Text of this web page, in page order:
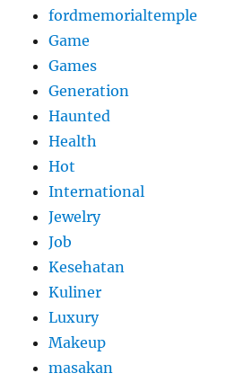
fordmemorialtemple
Game
Games
Generation
Haunted
Health
Hot
International
Jewelry
Job
Kesehatan
Kuliner
Luxury
Makeup
masakan